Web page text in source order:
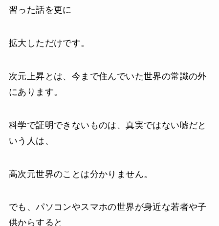
習った話を更に
拡大しただけです。
次元上昇とは、今まで住んでいた世界の常識の外
にあります。
科学で証明できないものは、真実ではない嘘だと
いう人は、
高次元世界のことは分かりません。
でも、パソコンやスマホの世界が身近な若者や子
供からすると